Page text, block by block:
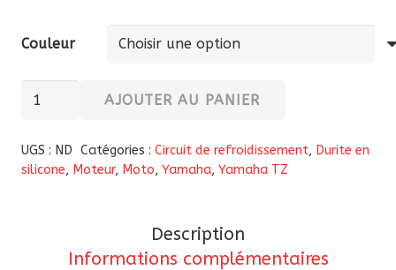
Couleur
quantité
Durite
silicone
AJOUTER AU PANIER
UGS : ND Catégories : Circuit de refroidissement, Durite en
silicone, Moteur, Moto, Yamaha, Yamaha TZ
Description
Informations complémentaires